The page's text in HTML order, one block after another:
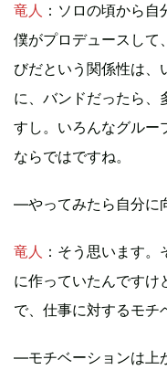
竜人 ：ソロの頃から自
僕がプロデュースして
びだという関係性は、
に、バンドだったら、
すし。いろんなグルー
ならではですね。
―やってみたら自分に
竜人 ：そう思います
に作っていたんですけ
で、仕事に対するモチ
―モチベーションは上